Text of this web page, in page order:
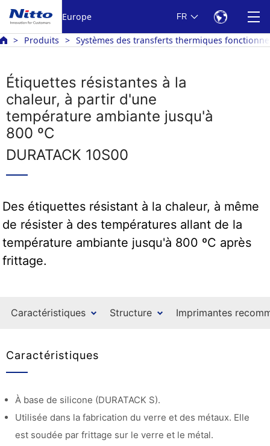
Europe FR
Produits Systèmes des transferts thermiques
Étiquettes résistantes à la
chaleur, à partir d'une
température ambiante jusqu'à
800 ºC
DURATACK 10S00
Des étiquettes résistant à la chaleur, à même
de résister à des températures allant de la
température ambiante jusqu'à 800 ºC après
frittage.
Caractéristiques Structure Imprimantes
Caractéristiques
À base de silicone (DURATACK S).
Utilisée dans la fabrication du verre et des métaux. Elle
est soudée par frittage sur le verre et le métal.